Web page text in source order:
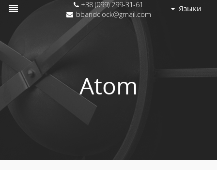
+38 (099) 299-31-61
bbandclock@gmail.com
Языки
Atom